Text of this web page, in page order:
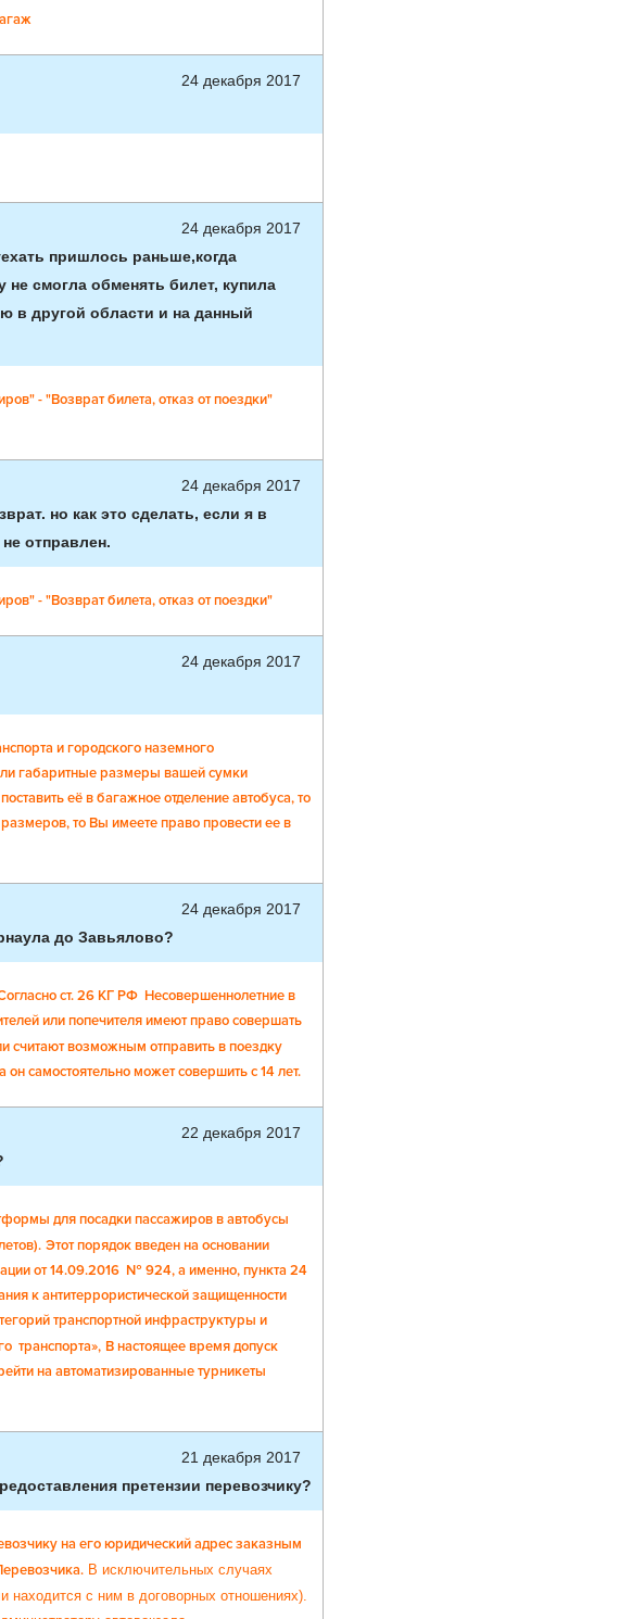
24 декабря 2017
24 декабря 2017
пришлось раньше,когда
не смогла обменять билет, купила
в другой области и на данный
- "Возврат билета, отказ от поездки"
24 декабря 2017
но как это сделать, если я в
отправлен.
- "Возврат билета, отказ от поездки"
24 декабря 2017
и городского наземного
габаритные размеры вашей сумки
её в багажное отделение автобуса, то
то Вы имеете право провести ее в
24 декабря 2017
до Завьялово?
ст. 26 КГ РФ Несовершеннолетние в
или попечителя имеют право совершать
считают возможным отправить в поездку
самостоятельно может совершить с 14 лет.
22 декабря 2017
для посадки пассажиров в автобусы
Этот порядок введен на основании
от 14.09.2016 № 924, а именно, пункта 24
к антитеррористической защищенности
транспортной инфраструктуры и
транспорта», В настоящее время допуск
на автоматизированные турникеты
21 декабря 2017
претензии перевозчику?
на его юридический адрес заказным
В исключительных случаях
находится с ним в договорных отношениях).